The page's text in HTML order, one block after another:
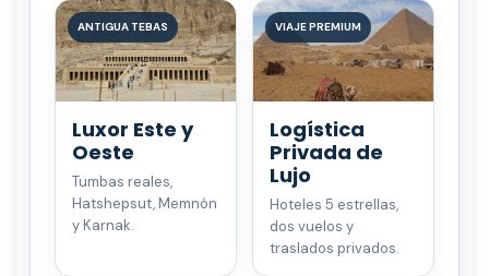
ANTIGUA TEBAS
Luxor Este y
Oeste
Tumbas reales,
Hatshepsut, Memnón
y Karnak.
VIAJE PREMIUM
Logística
Privada de
Lujo
Hoteles 5 estrellas,
dos vuelos y
traslados privados.